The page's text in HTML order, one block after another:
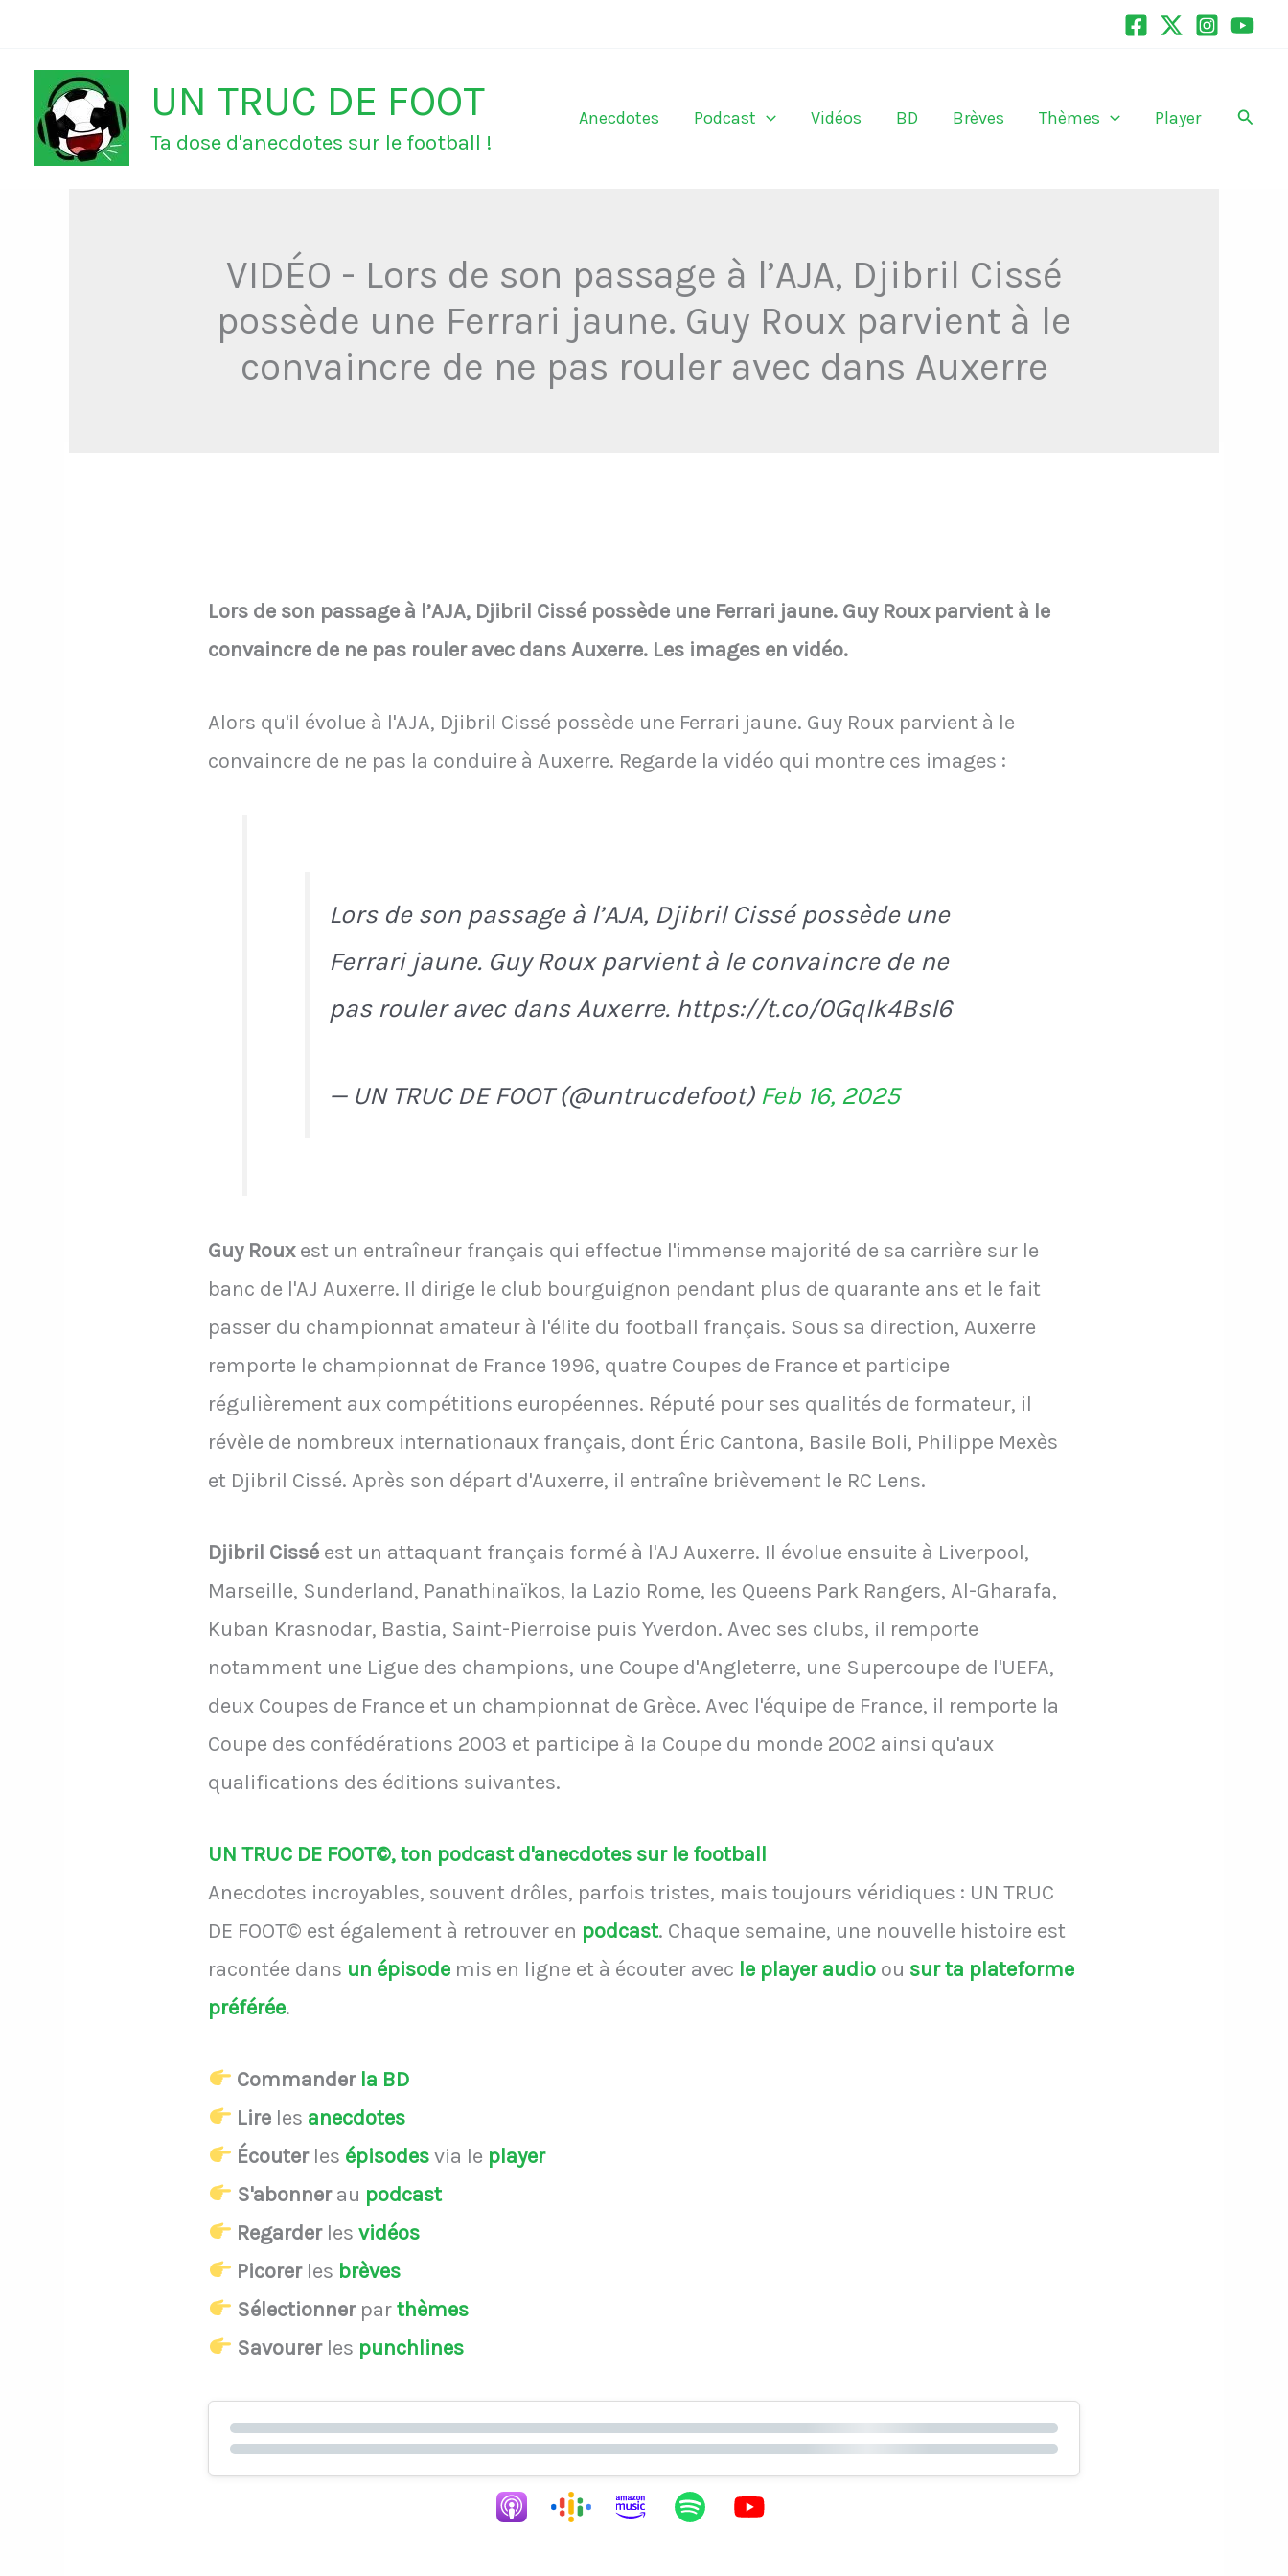
contenu
UN TRUC DE FOOT
Ta dose d'anecdotes sur le football !
Anecdotes Podcast Vidéos BD Brèves Thèmes Player
VIDÉO - Lors de son passage à l’AJA, Djibril Cissé
possède une Ferrari jaune. Guy Roux parvient à le
convaincre de ne pas rouler avec dans Auxerre
Lors de son passage à l’AJA, Djibril Cissé possède une Ferrari jaune. Guy Roux parvient à le
convaincre de ne pas rouler avec dans Auxerre. Les images en vidéo.
Alors qu'il évolue à l'AJA, Djibril Cissé possède une Ferrari jaune. Guy Roux parvient à le
convaincre de ne pas la conduire à Auxerre. Regarde la vidéo qui montre ces images :
Lors de son passage à l’AJA, Djibril Cissé possède une
Ferrari jaune. Guy Roux parvient à le convaincre de ne
pas rouler avec dans Auxerre. https://t.co/0Gqlk4Bsl6
— UN TRUC DE FOOT (@untrucdefoot) Feb 16, 2025
Guy Rouxest un entraîneur français qui effectue l'immense majorité de sa carrière sur le
banc de l'AJ Auxerre. Il dirige le club bourguignon pendant plus de quarante ans et le fait
passer du championnat amateur à l'élite du football français. Sous sa direction, Auxerre
remporte le championnat de France 1996, quatre Coupes de France et participe
régulièrement aux compétitions européennes. Réputé pour ses qualités de formateur, il
révèle de nombreux internationaux français, dont Éric Cantona, Basile Boli, Philippe Mexès
et Djibril Cissé. Après son départ d'Auxerre, il entraîne brièvement le RC Lens.
Djibril Cissé est un attaquant français formé à l'AJ Auxerre. Il évolue ensuite à Liverpool,
Marseille, Sunderland, Panathinaïkos, la Lazio Rome, les Queens Park Rangers, Al-Gharafa,
Kuban Krasnodar, Bastia, Saint-Pierroise puis Yverdon. Avec ses clubs, il remporte
notamment une Ligue des champions, une Coupe d'Angleterre, une Supercoupe de l'UEFA,
deux Coupes de France et un championnat de Grèce. Avec l'équipe de France, il remporte la
Coupe des confédérations 2003 et participe à la Coupe du monde 2002 ainsi qu'aux
qualifications des éditions suivantes.
UN TRUC DE FOOT©, ton podcast d'anecdotes sur le football
Anecdotes incroyables, souvent drôles, parfois tristes, mais toujours véridiques : UN TRUC
DE FOOT© est également à retrouver en podcast. Chaque semaine, une nouvelle histoire est
racontée dans un épisode mis en ligne et à écouter avec le player audio ou sur ta plateforme
préférée.
Commander la BD
Lire les anecdotes
Écouterles épisodesvia le player
S'abonnerau podcast
Regarderlesvidéos
Picorerles brèves
Sélectionnerparthèmes
Savourerles punchlines